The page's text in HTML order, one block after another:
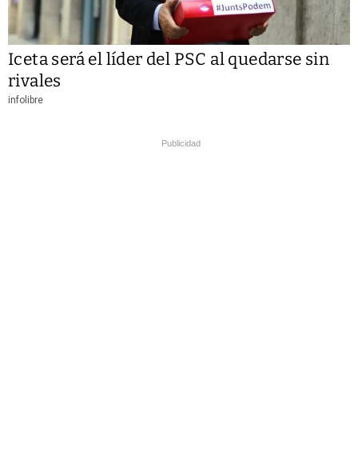
Iceta será el líder del PSC al quedarse sin
rivales
infolibre
Publicidad